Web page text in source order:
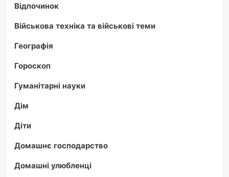
Відпочинок
Військова техніка та військові теми
Географія
Гороскоп
Гуманітарні науки
Дім
Діти
Домашнє господарство
Домашні улюбленці